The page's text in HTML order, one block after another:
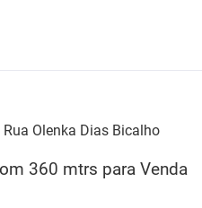
Rua Olenka Dias Bicalho
360 mtrs para Venda